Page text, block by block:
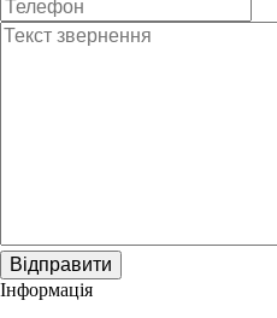
Відправити
Інформація